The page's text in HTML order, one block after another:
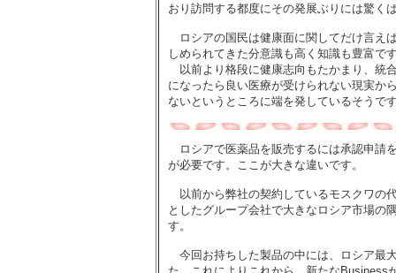
おり訪問する都度にその発展ぶりには驚く
ロシアの国民は健康面に関してだけ言え
しめられてきた分意識も高く知識も豊富で
以前より格段に健康志向もたかまり、統
になったら良い医療が受けられない現実か
ないというところに端を発しているそうで
ロシアで医薬品を販売するには承認申請
が必要です。ここが大きな違いです。
以前から弊社の契約しているモスクワの
としたグループ会社で大きなロシア市場の
す。
今回お持ちした製品の中には、ロシア最